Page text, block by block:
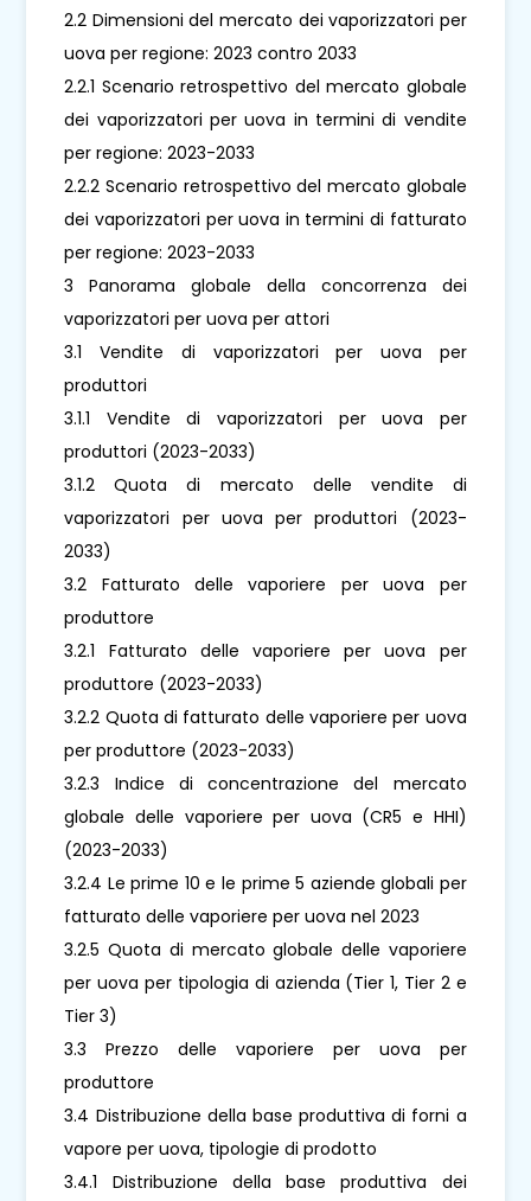
2.2 Dimensioni del mercato dei vaporizzatori per
uova per regione: 2023 contro 2033
2.2.1 Scenario retrospettivo del mercato globale
dei vaporizzatori per uova in termini di vendite
per regione: 2023-2033
2.2.2 Scenario retrospettivo del mercato globale
dei vaporizzatori per uova in termini di fatturato
per regione: 2023-2033
3 Panorama globale della concorrenza dei
vaporizzatori per uova per attori
3.1 Vendite di vaporizzatori per uova per
produttori
3.1.1 Vendite di vaporizzatori per uova per
produttori (2023-2033)
3.1.2 Quota di mercato delle vendite di
vaporizzatori per uova per produttori (2023-
2033)
3.2 Fatturato delle vaporiere per uova per
produttore
3.2.1 Fatturato delle vaporiere per uova per
produttore (2023-2033)
3.2.2 Quota di fatturato delle vaporiere per uova
per produttore (2023-2033)
3.2.3 Indice di concentrazione del mercato
globale delle vaporiere per uova (CR5 e HHI)
(2023-2033)
3.2.4 Le prime 10 e le prime 5 aziende globali per
fatturato delle vaporiere per uova nel 2023
3.2.5 Quota di mercato globale delle vaporiere
per uova per tipologia di azienda (Tier 1, Tier 2 e
Tier 3)
3.3 Prezzo delle vaporiere per uova per
produttore
3.4 Distribuzione della base produttiva di forni a
vapore per uova, tipologie di prodotto
3.4.1 Distribuzione della base produttiva dei